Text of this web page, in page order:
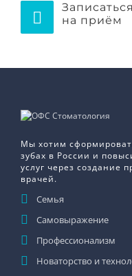
Записаться
на приём
Мы хотим
зубах в России и
услуг через создание
врачей.
Семья
Самовыражение
Профессионализм
Новаторство и